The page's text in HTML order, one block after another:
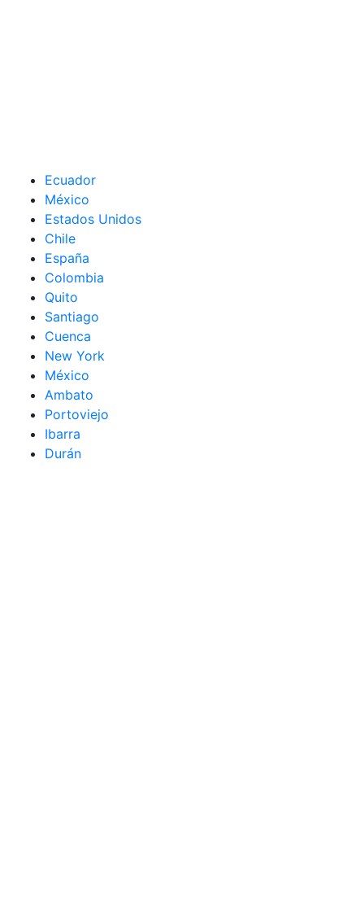
Ecuador
México
Estados Unidos
Chile
España
Colombia
Quito
Santiago
Cuenca
New York
México
Ambato
Portoviejo
Ibarra
Durán